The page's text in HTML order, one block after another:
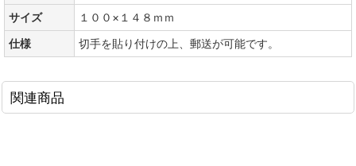
サイズ
１００×１４８ｍｍ
仕様
切手を貼り付けの上、郵送が可能です。
関連商品